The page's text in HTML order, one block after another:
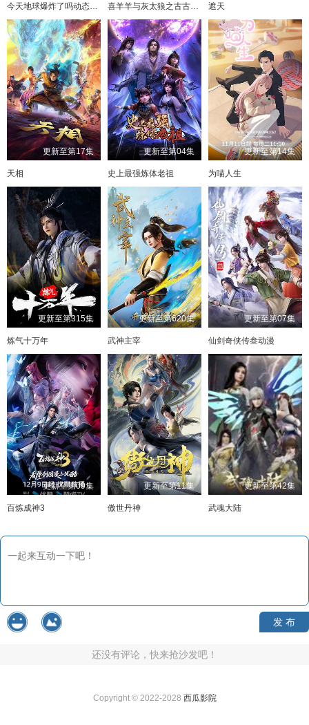
今天地球爆炸了吗动态漫画 喜羊羊与灰太狼之古古怪界有古怪 遮天
更新至第17集
天相
更新至第04集
史上最强炼体老祖
更新至第14集
为喵人生
更新至第315集
炼气十万年
更新至第620集
武神主宰
更新至第07集
仙剑奇侠传叁动漫
更新至第09集
百炼成神3
更新至第11集
傲世丹神
更新至第42集
武魂大陆
发 布
还没有评论，快来抢沙发吧！
Copyright © 2022-2028 西瓜影院